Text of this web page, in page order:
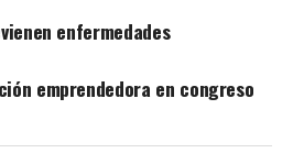
enfermedades
emprendedora en congreso